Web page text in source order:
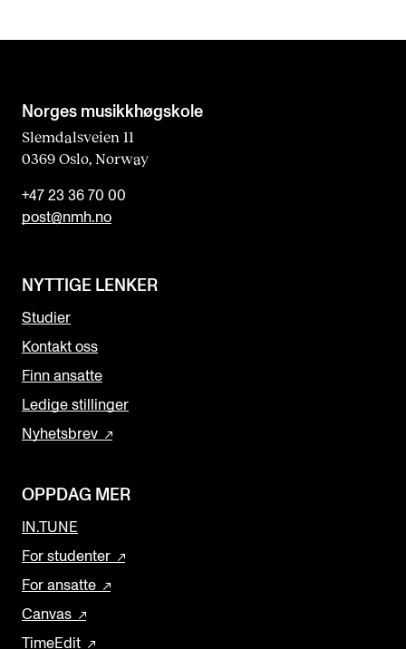
Norges musikk­høgskole
Slemdalsveien 11
0369 Oslo, Norway
+47 23 36 70 00
post@nmh.no
NYTTIGE LENKER
Studier
Kontakt oss
Finn ansatte
Ledige stillinger
Nyhetsbrev
OPPDAG MER
IN.TUNE
For studenter
For ansatte
Canvas
TimeEdit